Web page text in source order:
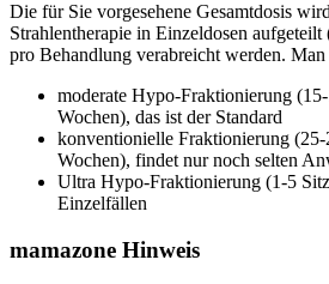
Die für Sie vorgesehene Gesamtdosis
Strahlentherapie in Einzeldosen
pro Behandlung verabreicht werden. Man
moderate Hypo-Fraktionierung
Wochen), das ist der Standard
konventionielle Fraktionierung
Wochen), findet nur noch selten
Ultra Hypo-Fraktionierung (1-5
Einzelfällen
mamazone Hinweis